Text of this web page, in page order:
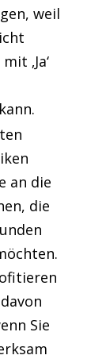
weil
‚Ja‘
an die
die
Sie